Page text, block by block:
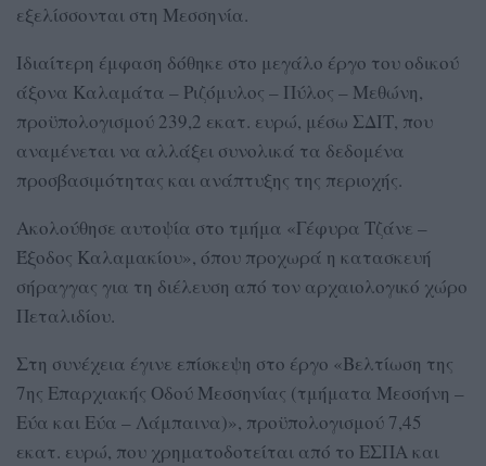
εξελίσσονται στη Μεσσηνία.
Ιδιαίτερη έμφαση δόθηκε στο μεγάλο έργο του οδικού
άξονα Καλαμάτα – Ριζόμυλος – Πύλος – Μεθώνη,
προϋπολογισμού 239,2 εκατ. ευρώ, μέσω ΣΔΙΤ, που
αναμένεται να αλλάξει συνολικά τα δεδομένα
προσβασιμότητας και ανάπτυξης της περιοχής.
Ακολούθησε αυτοψία στο τμήμα «Γέφυρα Τζάνε –
Έξοδος Καλαμακίου», όπου προχωρά η κατασκευή
σήραγγας για τη διέλευση από τον αρχαιολογικό χώρο
Πεταλιδίου.
Στη συνέχεια έγινε επίσκεψη στο έργο «Βελτίωση της
7ης Επαρχιακής Οδού Μεσσηνίας (τμήματα Μεσσήνη –
Εύα και Εύα – Λάμπαινα)», προϋπολογισμού 7,45
εκατ. ευρώ, που χρηματοδοτείται από το ΕΣΠΑ και